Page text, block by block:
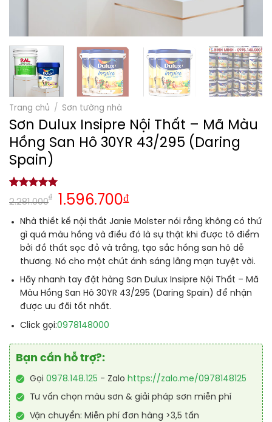
Trang chủ / Sơn tường nhà
Sơn Dulux Insipre Nội Thất – Mã Màu
Hồng San Hô 30YR 43/295 (Daring
Spain)
5.00trên 5
dựa trên
1
đánh giá
2.281.000
₫ 1.596.700₫
Nhà thiết kế nội thất Janie Molster nói rằng không có thứ
gì quá màu hồng và điều đó là sự thật khi được tô điểm
bởi đồ thất sọc đỏ và trắng, tạo sắc hồng san hô dễ
thương. Nó cho một chút ánh sáng lãng mạn tuyệt vời.
Hãy nhanh tay đặt hàng Sơn Dulux Insipre Nội Thất – Mã
Màu Hồng San Hô 30YR 43/295 (Daring Spain) để nhận
được ưu đãi tốt nhất.
Click gọi:0978148000
Bạn cần hỗ trợ?:
Gọi 0978.148.125 - Zalo https://zalo.me/0978148125
Tư vấn chọn màu sơn & giải pháp sơn miễn phí
Vận chuyển: Miễn phí đơn hàng >3,5 tấn